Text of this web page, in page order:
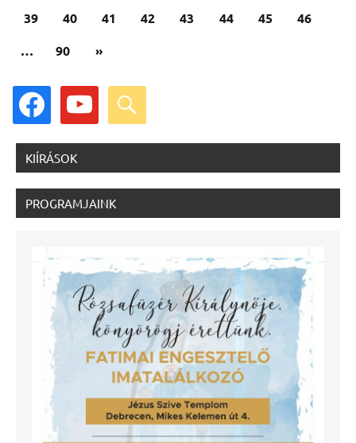
39
40 41 42 43 44 45
46
…
90
Következő
»
facebook youtube search
KIÍRÁSOK
PROGRAMJAINK